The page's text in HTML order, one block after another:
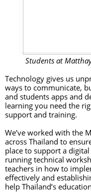
Students at
Technology gives us
ways to communicate,
and students apps and
learning you need the
support and training.
We’ve worked with the
across Thailand to
place to support a
running technical
teachers in how to
effectively and
help Thailand’s